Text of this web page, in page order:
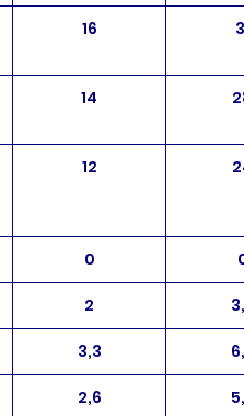
16
14
12
0
2
3,3
2,6